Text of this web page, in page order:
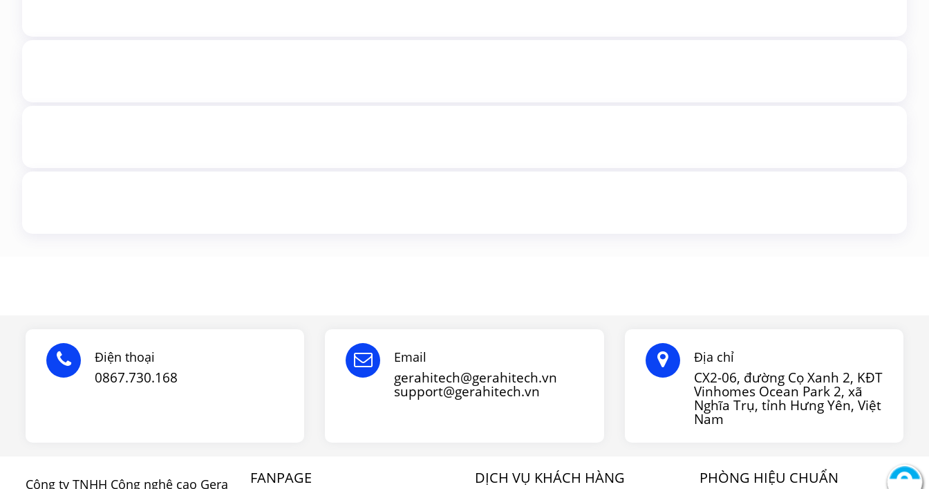
Điện thoại
0867.730.168
Email
gerahitech@gerahitech.vn
support@gerahitech.vn
Địa chỉ
CX2-06, đường Cọ Xanh 2, KĐT
Vinhomes Ocean Park 2, xã
Nghĩa Trụ, tỉnh Hưng Yên, Việt
Nam
Công ty TNHH Công nghệ cao Gera FANPAGE DỊCH VỤ KHÁCH HÀNG PHÒNG HIỆU CHUẨN